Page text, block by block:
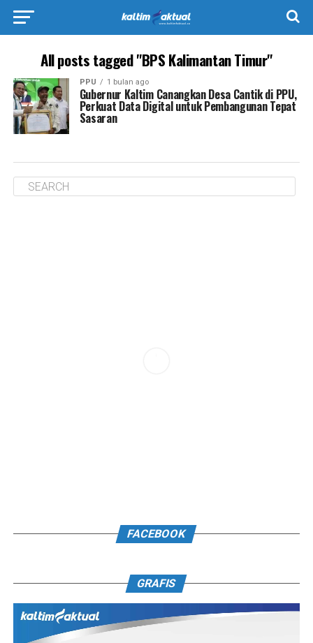
All posts tagged "BPS Kalimantan Timur"
PPU 1 bulan ago
Gubernur Kaltim Canangkan Desa Cantik di PPU,
Perkuat Data Digital untuk Pembangunan Tepat
Sasaran
FACEBOOK
GRAFIS